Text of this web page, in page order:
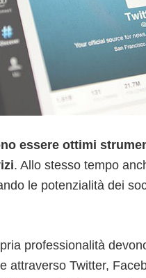
essere ottimi
. Allo stesso tempo
le potenzialità dei
professionalità
attraverso Twitter,